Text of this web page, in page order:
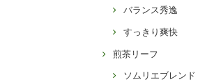
バランス秀逸
すっきり爽快
煎茶リーフ
ソムリエブレンド